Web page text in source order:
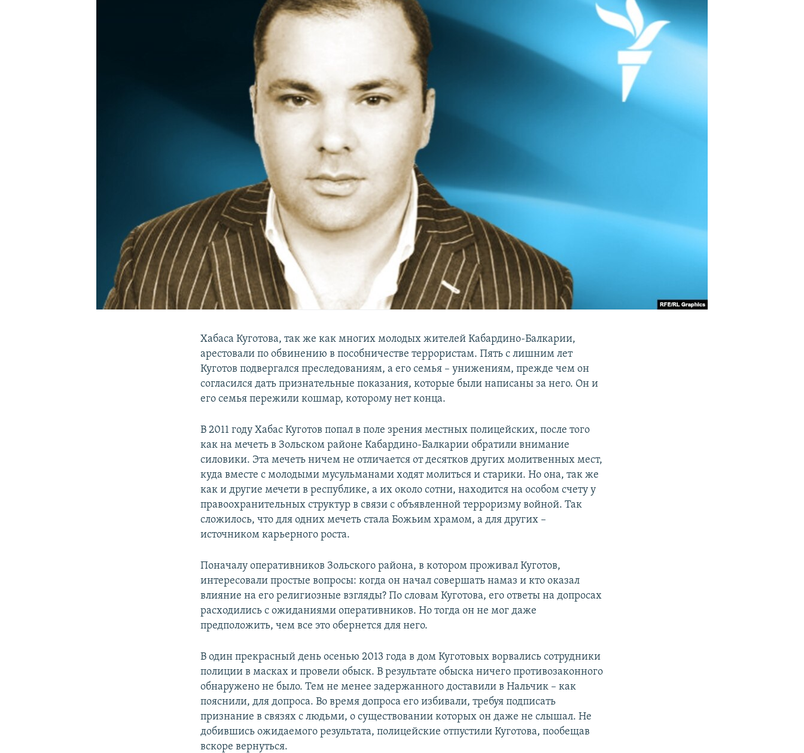
Хабаcа Куготова, так же как многих молодых жителей Кабардино-Балкарии,
арестовали по обвинению в пособничестве террористам. Пять с лишним лет
Куготов подвергался преследованиям, а его семья – унижениям, прежде чем он
согласился дать признательные показания, которые были написаны за него. Он и
его семья пережили кошмар, которому нет конца.
В 2011 году Хабас Куготов попал в поле зрения местных полицейских, после того
как на мечеть в Зольском районе Кабардино-Балкарии обратили внимание
силовики. Эта мечеть ничем не отличается от десятков других молитвенных мест,
куда вместе с молодыми мусульманами ходят молиться и старики. Но она, так же
как и другие мечети в республике, а их около сотни, находится на особом счету у
правоохранительных структур в связи с объявленной терроризму войной. Так
сложилось, что для одних мечеть стала Божьим храмом, а для других –
источником карьерного роста.
Поначалу оперативников Зольского района, в котором проживал Куготов,
интересовали простые вопросы: когда он начал совершать намаз и кто оказал
влияние на его религиозные взгляды? По словам Куготова, его ответы на допросах
расходились с ожиданиями оперативников. Но тогда он не мог даже
предположить, чем все это обернется для него.
В один прекрасный день осенью 2013 года в дом Куготовых ворвались сотрудники
полиции в масках и провели обыск. В результате обыска ничего противозаконного
обнаружено не было. Тем не менее задержанного доставили в Нальчик – как
пояснили, для допроса. Во время допроса его избивали, требуя подписать
признание в связях с людьми, о существовании которых он даже не слышал. Не
добившись ожидаемого результата, полицейские отпустили Куготова, пообещав
вскоре вернуться.